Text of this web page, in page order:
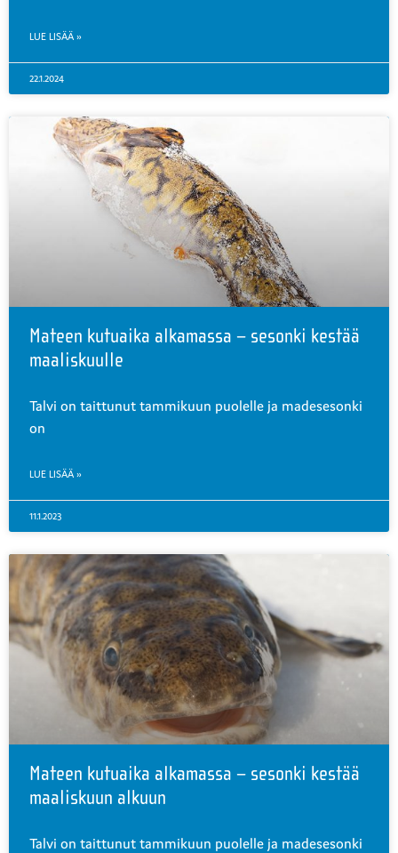
LUE LISÄÄ »
22.1.2024
Mateen kutuaika alkamassa – sesonki kestää
maaliskuulle
Talvi on taittunut tammikuun puolelle ja madesesonki
on
LUE LISÄÄ »
11.1.2023
Mateen kutuaika alkamassa – sesonki kestää
maaliskuun alkuun
Talvi on taittunut tammikuun puolelle ja madesesonki